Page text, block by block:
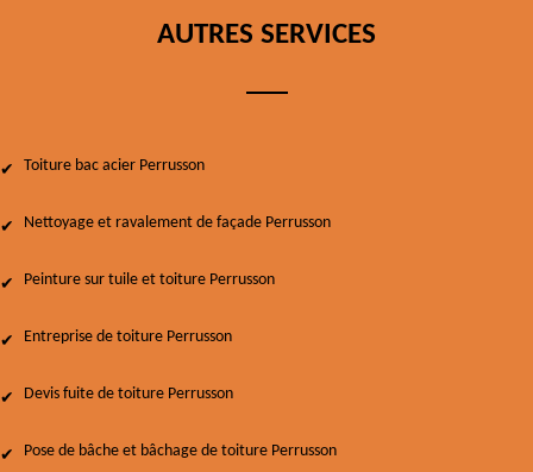
AUTRES SERVICES
Toiture bac acier Perrusson
Nettoyage et ravalement de façade Perrusson
Peinture sur tuile et toiture Perrusson
Entreprise de toiture Perrusson
Devis fuite de toiture Perrusson
Pose de bâche et bâchage de toiture Perrusson